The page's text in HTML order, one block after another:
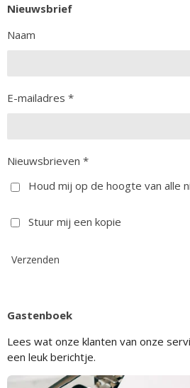
Nieuwsbrief
Naam
E-mailadres *
Nieuwsbrieven *
Houd mij op de hoogte van alle
Stuur mij een kopie
Verzenden
Gastenboek
Lees wat onze klanten van onze
een leuk berichtje.